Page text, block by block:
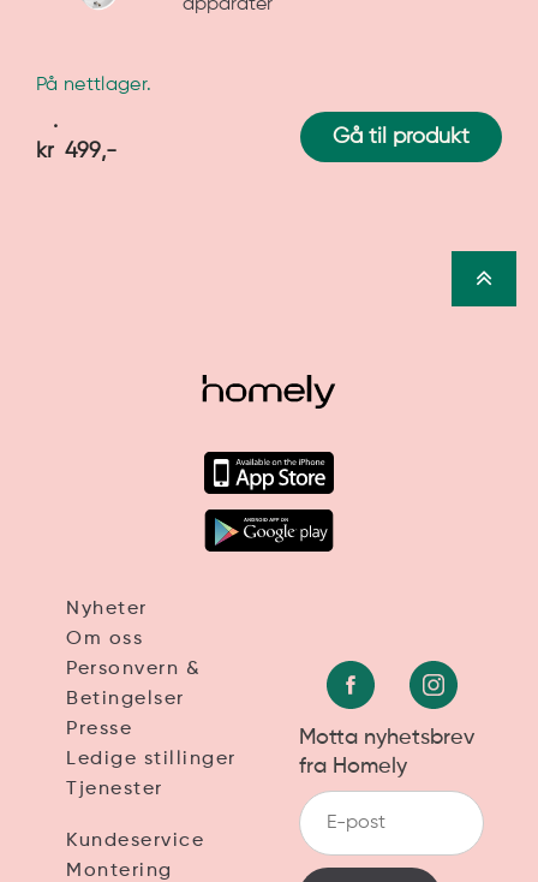
apparater
På nettlager.
kr 499,-
Gå til produkt
Nyheter
Om oss
Personvern &
Betingelser
Presse
Ledige stillinger
Tjenester
Kundeservice
Montering
Motta nyhetsbrev
fra Homely